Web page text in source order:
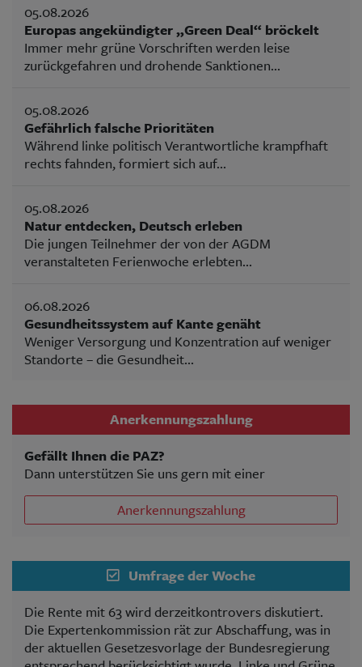
05.08.2026
Europas angekündigter „Green Deal“ bröckelt
Immer mehr grüne Vorschriften werden leise
zurückgefahren und drohende Sanktionen...
05.08.2026
Gefährlich falsche Prioritäten
Während linke politisch Verantwortliche krampfhaft
rechts fahnden, formiert sich auf...
05.08.2026
Natur entdecken, Deutsch erleben
Die jungen Teilnehmer der von der AGDM
veranstalteten Ferienwoche erlebten...
06.08.2026
Gesundheitssystem auf Kante genäht
Weniger Versorgung und Konzentration auf weniger
Standorte – die Gesundheit...
Anerkennungszahlung
Gefällt Ihnen die PAZ?
Dann unterstützen Sie uns gern mit einer
Anerkennungszahlung
Umfrage der Woche
Die Rente mit 63 wird derzeitkontrovers diskutiert.
Die Expertenkommission rät zur Abschaffung, was in
der aktuellen Gesetzesvorlage der Bundesregierung